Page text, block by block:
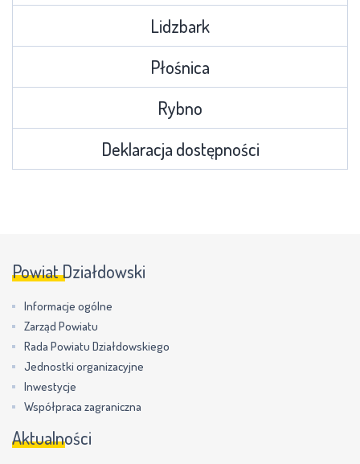
Lidzbark
Płośnica
Rybno
Deklaracja dostępności
Powiat Działdowski
Informacje ogólne
Zarząd Powiatu
Rada Powiatu Działdowskiego
Jednostki organizacyjne
Inwestycje
Współpraca zagraniczna
Aktualności